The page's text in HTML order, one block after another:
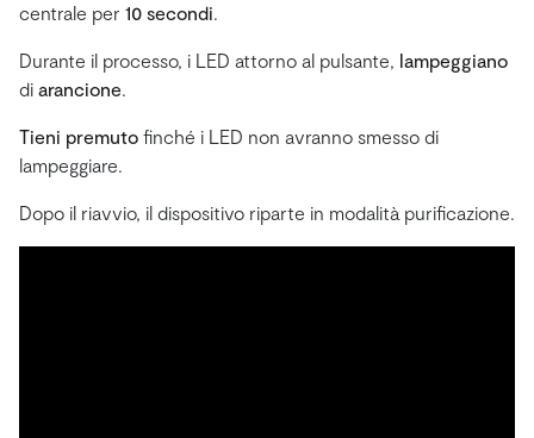
centrale per 10 secondi.
Durante il processo, i LED attorno al pulsante, lampeggiano
di arancione.
Tieni premuto finché i LED non avranno smesso di
lampeggiare.
Dopo il riavvio, il dispositivo riparte in modalità purificazione.